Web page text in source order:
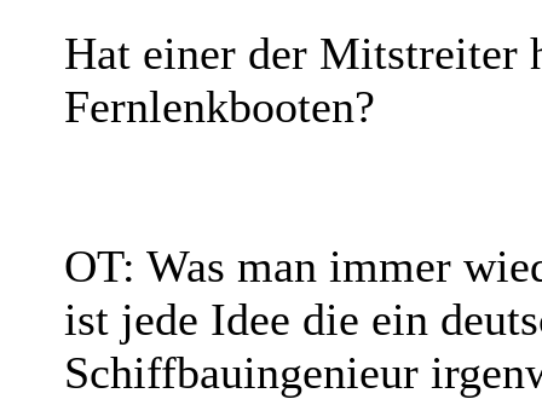
Hat einer der Mitstreiter
Fernlenkbooten?
OT: Was man immer
ist jede Idee die ein
Schiffbauingenieur